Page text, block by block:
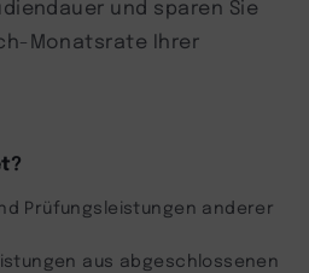
und sparen Sie
Monatsrate Ihrer
Prüfungsleistungen anderer
aus abgeschlossenen